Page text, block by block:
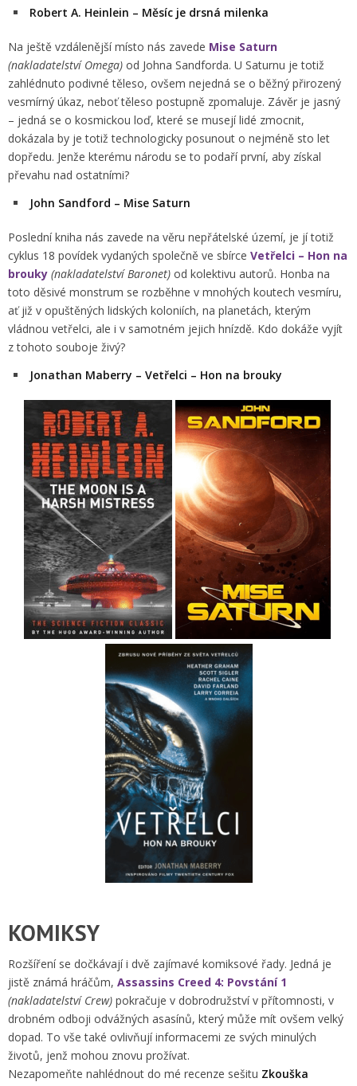
Robert A. Heinlein – Měsíc je drsná milenka
Na ještě vzdálenější místo nás zavede Mise Saturn
(nakladatelství Omega) od Johna Sandforda. U Saturnu je totiž
zahlédnuto podivné těleso, ovšem nejedná se o běžný přirozený
vesmírný úkaz, neboť těleso postupně zpomaluje. Závěr je jasný
– jedná se o kosmickou loď, které se musejí lidé zmocnit,
dokázala by je totiž technologicky posunout o nejméně sto let
dopředu. Jenže kterému národu se to podaří první, aby získal
převahu nad ostatními?
John Sandford – Mise Saturn
Poslední kniha nás zavede na věru nepřátelské území, je jí totiž
cyklus 18 povídek vydaných společně ve sbírce Vetřelci – Hon na
brouky (nakladatelství Baronet) od kolektivu autorů. Honba na
toto děsivé monstrum se rozběhne v mnohých koutech vesmíru,
ať již v opuštěných lidských koloniích, na planetách, kterým
vládnou vetřelci, ale i v samotném jejich hnízdě. Kdo dokáže vyjít
z tohoto souboje živý?
Jonathan Maberry – Vetřelci – Hon na brouky
KOMIKSY
Rozšíření se dočkávají i dvě zajímavé komiksové řady. Jedná je
jistě známá hráčům, Assassins Creed 4: Povstání 1
(nakladatelství Crew) pokračuje v dobrodružství v přítomnosti, v
drobném odboji odvážných asasínů, který může mít ovšem velký
dopad. To vše také ovlivňují informacemi ze svých minulých
životů, jenž mohou znovu prožívat.
Nezapomeňte nahlédnout do mé recenze sešitu Zkouška